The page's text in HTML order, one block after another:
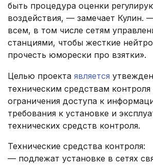
быть процедура оценки
воздействия, — замечает Кулин.
всем, в том числе сетям
станциями, чтобы жесткие
прочесть юморески про взятки».
Целью проекта является
техническим средствам
ограничения доступа к
требования к установке и
технических средств контроля.
Технические средства контроля:
— подлежат установке в сетях